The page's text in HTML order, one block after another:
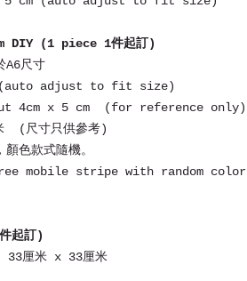
(1 piece 1件起訂)
A6尺寸
(auto adjust to fit size)
4cm x 5 cm (for reference only)
(尺寸只供參考)
色款式隨機。
mobile stripe with random color
起訂)
厘米 x 33厘米